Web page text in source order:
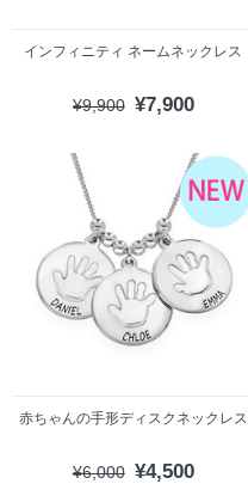
インフィニティ ネームネックレス
¥9,900 ¥7,900
赤ちゃんの手形ディスクネックレス
¥6,000 ¥4,500